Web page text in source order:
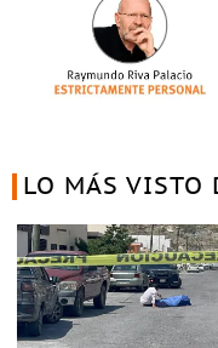
LO MÁS VISTO